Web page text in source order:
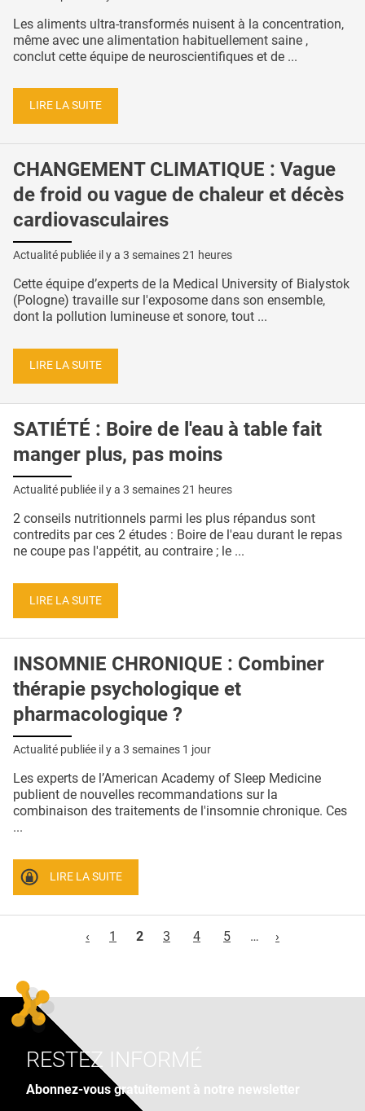
Les aliments ultra-transformés nuisent à la concentration,
même avec une alimentation habituellement saine ,
conclut cette équipe de neuroscientifiques et de ...
LIRE LA SUITE
CHANGEMENT CLIMATIQUE : Vague
de froid ou vague de chaleur et décès
cardiovasculaires
Actualité publiée il y a 3 semaines 21 heures
Cette équipe d’experts de la Medical University of Bialystok
(Pologne) travaille sur l'exposome dans son ensemble,
dont la pollution lumineuse et sonore, tout ...
LIRE LA SUITE
SATIÉTÉ : Boire de l'eau à table fait
manger plus, pas moins
Actualité publiée il y a 3 semaines 21 heures
2 conseils nutritionnels parmi les plus répandus sont
contredits par ces 2 études : Boire de l'eau durant le repas
ne coupe pas l'appétit, au contraire ; le ...
LIRE LA SUITE
INSOMNIE CHRONIQUE : Combiner
thérapie psychologique et
pharmacologique ?
Actualité publiée il y a 3 semaines 1 jour
Les experts de l’American Academy of Sleep Medicine
publient de nouvelles recommandations sur la
combinaison des traitements de l'insomnie chronique. Ces
...
LIRE LA SUITE
‹
1 2 3 4 5 … ›
RESTEZ INFORMÉ
Abonnez-vous gratuitement à notre newsletter